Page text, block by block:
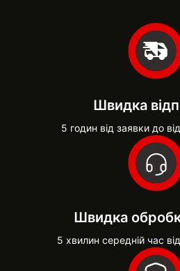
Швидка
5 годин від заявки до
Швидка
5 хвилин середній час